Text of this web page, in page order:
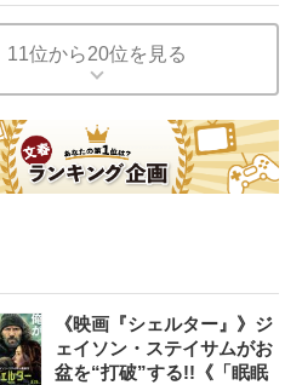
11位から20位を見る
《映画『シェルター』》ジ
ェイソン・ステイサムがお
盆を“打破”する!!《「眠眠